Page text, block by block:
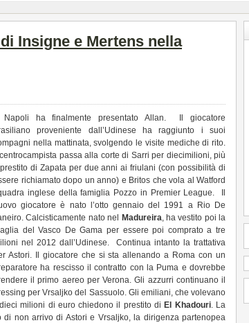
Insigne e Mertens nella
Napoli ha finalmente presentato Allan. Il giocatore
proveniente dall’Udinese ha raggiunto i suoi
nella mattinata, svolgendo le visite mediche di rito.
centrocampista passa alla corte di Sarri per diecimilioni, più
di Zapata per due anni ai friulani (con possibilità di
richiamato dopo un anno) e Britos che vola al Watford
inglese della famiglia Pozzo in Premier League. Il
giocatore è nato l’otto gennaio del 1991 a Rio De
Calcisticamente nato nel
Madureira, ha vestito poi la
del Vasco De Gama per essere poi comprato a tre
nel 2012 dall’Udinese. Continua intanto la trattativa
Astori. Il giocatore che si sta allenando a Roma con un
ha rescisso il contratto con la Puma e dovrebbe
il primo aereo per Verona. Gli azzurri continuano il
per Vrsaljko del Sassuolo. Gli emiliani, che volevano
milioni di euro chiedono il prestito di El Khadouri. La
non arrivo di Astori e Vrsaljko, la dirigenza partenopea